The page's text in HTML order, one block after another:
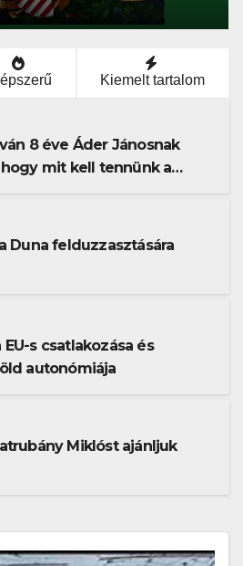
Kiemelt tartalom
8 éve Áder Jánosnak
mit kell tennünk a
Duna felduzzasztására
s csatlakozása és
autonómiája
Miklóst ajánljuk